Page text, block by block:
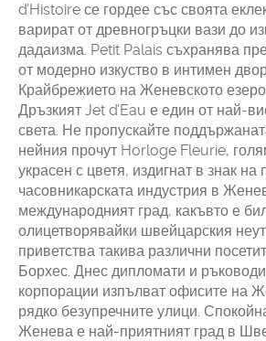
d’Histoire се гордее със своята
варират от древногръцки вази до
дадаизма. Petit Palais съхранява
от модерно изкуство в интимен
Крайбрежието на Женевското
Дръзкият Jet d’Eau е един от най-
света. Не пропускайте
нейния прочут Horloge Fleurie,
украсен с цветя, издигнат в знак на
часовникарската индустрия в
международният град, какъвто е
олицетворявайки швейцарския
приветства такива различни
Борхес. Днес дипломати и
корпорации изпълват офисите на
рядко безупречните улици.
Женева е най-приятният град в